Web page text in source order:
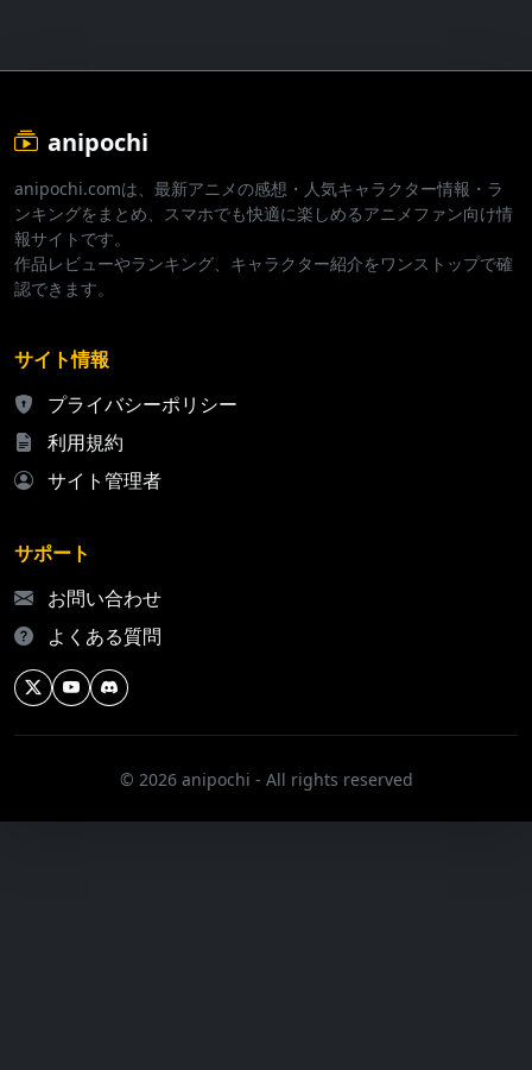
anipochi
anipochi.comは、最新アニメの感想・人気キャラクター情報・ラ
ンキングをまとめ、スマホでも快適に楽しめるアニメファン向け情
報サイトです。
作品レビューやランキング、キャラクター紹介をワンストップで確
認できます。
サイト情報
プライバシーポリシー
利用規約
サイト管理者
サポート
お問い合わせ
よくある質問
© 2026 anipochi - All rights reserved